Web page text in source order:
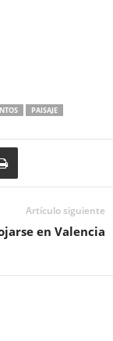
PAISAJE
Artículo siguiente
en Valencia